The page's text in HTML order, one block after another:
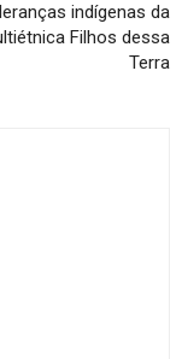
indígenas da
Filhos dessa
Terra